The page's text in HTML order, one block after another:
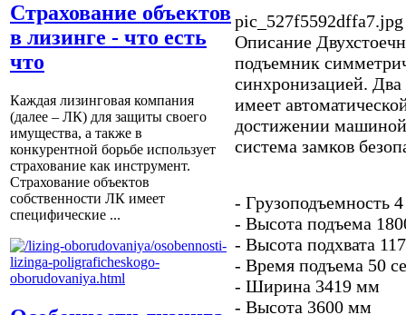
Страхование объектов
в лизинге - что есть
что
Каждая лизинговая компания
(далее – ЛК) для защиты своего
имущества, а также в
конкурентной борьбе использует
страхование как инструмент.
Страхование объектов
собственности ЛК имеет
специфические ...
pic_527f5592dffa7.jpg
Описание
подъемник
синхронизацией.
имеет
достижении
система замков
- Грузоподъемность 4
- Высота подъема
- Высота подхвата
- Время подъема 50
- Ширина 3419 мм
- Высота 3600 мм